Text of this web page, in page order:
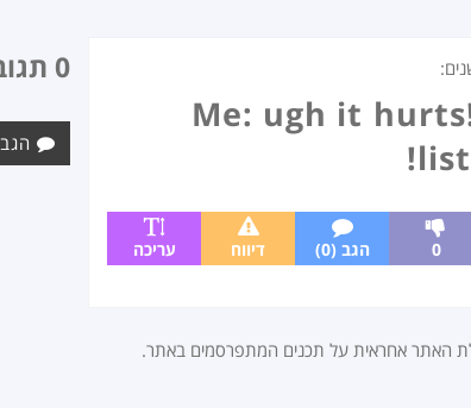
:
Me: ugh it
0 הגב (0) דיווח עריכה
0 תגובות
האתר אחראית על תכנים המתפרסמים באתר.